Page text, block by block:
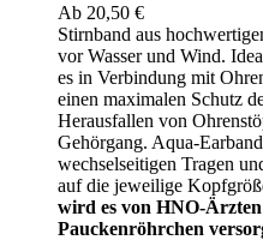
Ab 20,50 €
Stirnband aus
vor Wasser und Wind.
es in Verbindung mit
einen maximalen Schutz
Herausfallen von
Gehörgang. Aqua-
wechselseitigen Tragen
auf die jeweilige
wird es von HNO-
Pauckenröhrchen